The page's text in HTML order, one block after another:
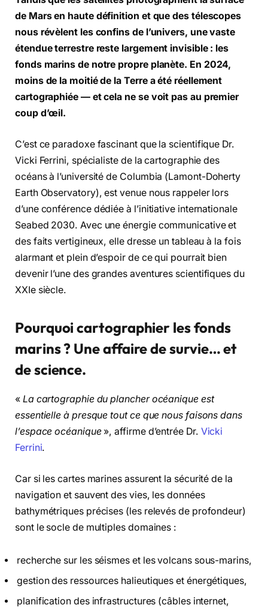
de Mars en haute définition et que des télescopes
nous révèlent les confins de l’univers, une vaste
étendue terrestre reste largement invisible : les
fonds marins de notre propre planète. En 2024,
moins de la moitié de la Terre a été réellement
cartographiée — et cela ne se voit pas au premier
coup d’œil.
C’est ce paradoxe fascinant que la scientifique Dr.
Vicki Ferrini, spécialiste de la cartographie des
océans à l’université de Columbia (Lamont-Doherty
Earth Observatory), est venue nous rappeler lors
d’une conférence dédiée à l’initiative internationale
Seabed 2030. Avec une énergie communicative et
des faits vertigineux, elle dresse un tableau à la fois
alarmant et plein d’espoir de ce qui pourrait bien
devenir l’une des grandes aventures scientifiques du
XXIe siècle.
Pourquoi cartographier les fonds
marins ? Une affaire de survie… et
de science.
« La cartographie du plancher océanique est
essentielle à presque tout ce que nous faisons dans
l’espace océanique», affirme d’entrée Dr. Vicki
Ferrini.
Car si les cartes marines assurent la sécurité de la
navigation et sauvent des vies, les données
bathymétriques précises (les relevés de profondeur)
sont le socle de multiples domaines :
recherche sur les séismes et les volcans sous-marins,
gestion des ressources halieutiques et énergétiques,
planification des infrastructures (câbles internet,